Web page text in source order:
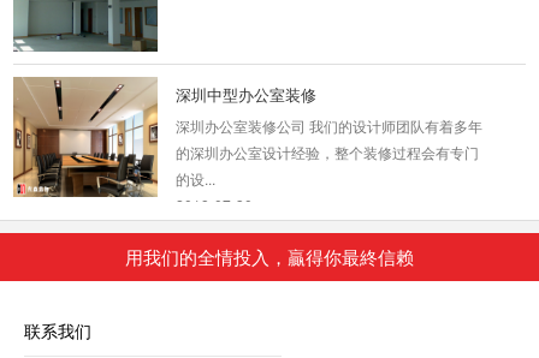
深圳中型办公室装修
深圳办公室装修公司 我们的设计师团队有着多年
的深圳办公室设计经验，整个装修过程会有专门
的设...
2018-07-30
街道办公室工程装修案例
用我们的全情投入，贏得你最終信赖
联系我们